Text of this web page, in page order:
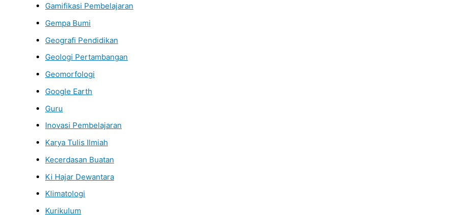
Gamifikasi Pembelajaran
Gempa Bumi
Geografi Pendidikan
Geologi Pertambangan
Geomorfologi
Google Earth
Guru
Inovasi Pembelajaran
Karya Tulis Ilmiah
Kecerdasan Buatan
Ki Hajar Dewantara
Klimatologi
Kurikulum